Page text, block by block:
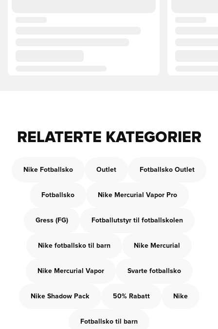
RELATERTE KATEGORIER
Nike Fotballsko Outlet Fotballsko Outlet
Fotballsko Nike Mercurial Vapor Pro
Gress (FG) Fotballutstyr til fotballskolen
Nike fotballsko til barn Nike Mercurial
Nike Mercurial Vapor Svarte fotballsko
Nike Shadow Pack 50% Rabatt Nike
Fotballsko til barn